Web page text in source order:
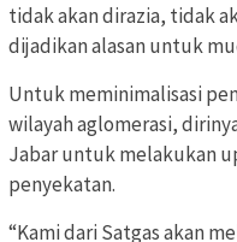
tidak akan dirazia, tidak
dijadikan alasan untuk
Untuk meminimalisasi
wilayah aglomerasi,
Jabar untuk melakukan
penyekatan.
“Kami dari Satgas akan